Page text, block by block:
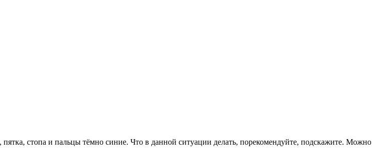
пятка, стопа и пальцы тёмно синие. Что в данной ситуации делать, порекомендуйте, подскажите. Можно